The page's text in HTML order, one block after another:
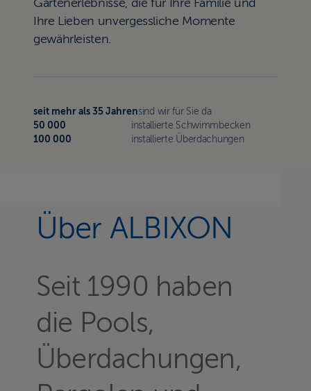
Gartenerlebnisse, die für Ihre Familie und
Ihre Lieben unvergessliche Momente
gewährleisten.
seit mehr als 35 Jahrensind wir für Sie da
50 000
installierte Schwimmbecken
100 000
installierte Überdachungen
Über ALBIXON
Seit 1990 haben
die Pools,
Überdachungen,